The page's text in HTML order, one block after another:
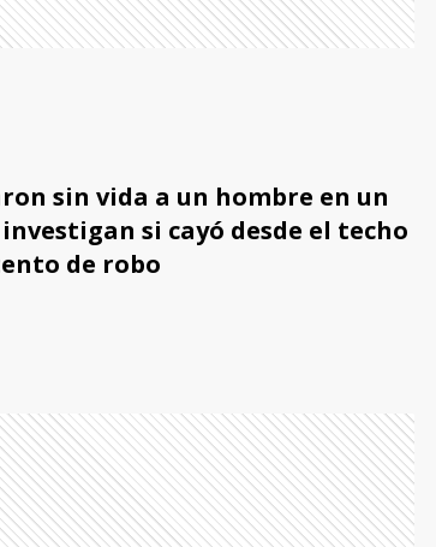
sin vida a un hombre en un
si cayó desde el techo
de robo